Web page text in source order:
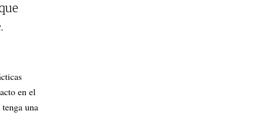
en el
una